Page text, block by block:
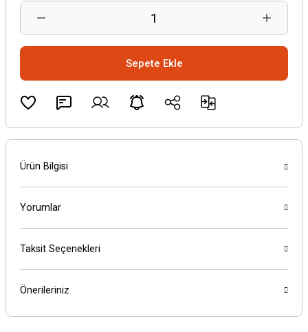
Sepete Ekle
Ürün Bilgisi
Yorumlar
Taksit Seçenekleri
Önerileriniz